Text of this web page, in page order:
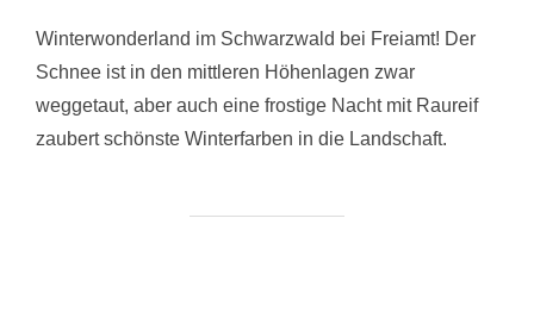
Winterwonderland im Schwarzwald bei Freiamt! Der
Schnee ist in den mittleren Höhenlagen zwar
weggetaut, aber auch eine frostige Nacht mit Raureif
zaubert schönste Winterfarben in die Landschaft.